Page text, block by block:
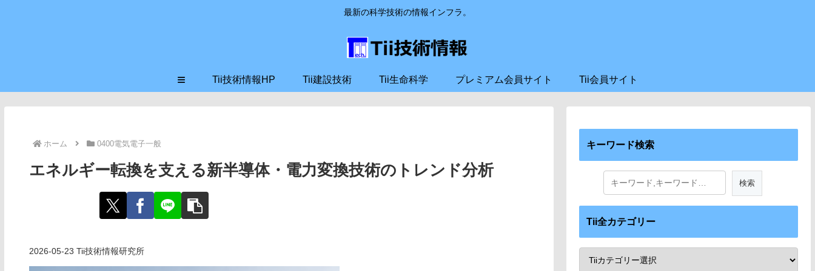
最新の科学技術の情報インフラ。
≡ Tii技術情報HP Tii建設技術 Tii生命科学 プレミアム会員サイト Tii会員サイト
ホーム 0400電気電子一般
エネルギー転換を支える新半導体・電力変換技術のトレンド分析
2026-05-23 Tii技術情報研究所
キーワード検索
Tii全カテゴリー